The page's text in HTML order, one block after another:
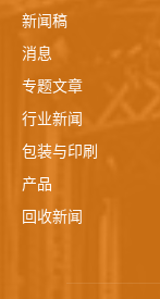
新闻稿
消息
专题文章
行业新闻
包装与印刷
产品
回收新闻